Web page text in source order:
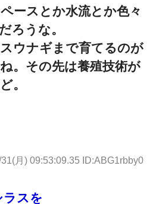
ースとか水流とか色々
ろうな。
ウナギまで育てるのが
。その先は養殖技術が
。
月) 09:53:09.35 ID:ABG1rbby0
スを